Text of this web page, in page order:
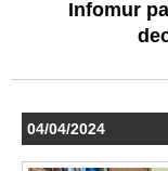
Infomur
04/04/2024